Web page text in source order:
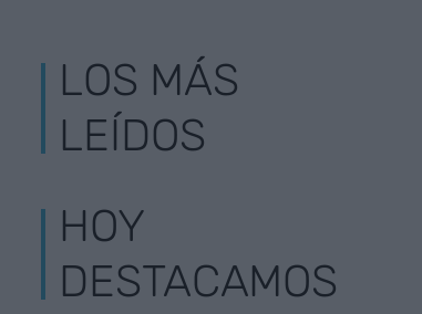
LOS MÁS
LEÍDOS
HOY
DESTACAMOS